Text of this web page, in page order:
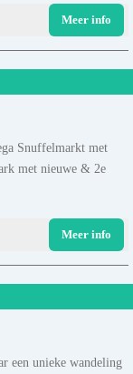
Meer info
Snuffelmarkt met
met nieuwe & 2e
Meer info
een unieke wandeling